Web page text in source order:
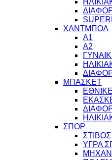
ΧΑΝΤΜΠΟΛ
Α1
Α2
ΜΠΑΣΚΕΤ
ΣΠΟΡ
ΣΤΙΒΟΣ
ΥΓΡΑ